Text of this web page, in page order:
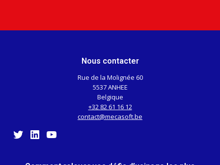
Nous contacter
Rue de la Molignée 60
5537 ANHEE
Belgique
+32 82 61 16 12
contact@mecasoft.be
Twitter
LinkedIn